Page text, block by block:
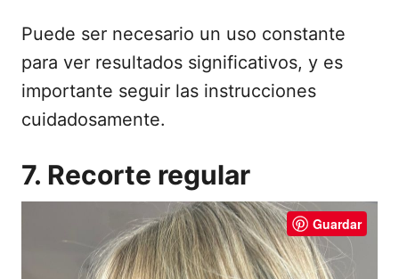
Puede ser necesario un uso constante
para ver resultados significativos, y es
importante seguir las instrucciones
cuidadosamente.
7. Recorte regular
Guardar